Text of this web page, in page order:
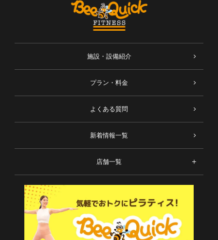
施設・設備紹介
プラン・料金
よくある質問
新着情報一覧
店舗一覧